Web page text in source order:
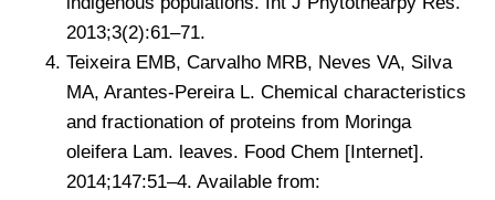
2013;3(2):61–71.
Teixeira EMB, Carvalho MRB, Neves VA, Silva
MA, Arantes-Pereira L. Chemical characteristics
and fractionation of proteins from Moringa
oleifera Lam. leaves. Food Chem [Internet].
2014;147:51–4. Available from: